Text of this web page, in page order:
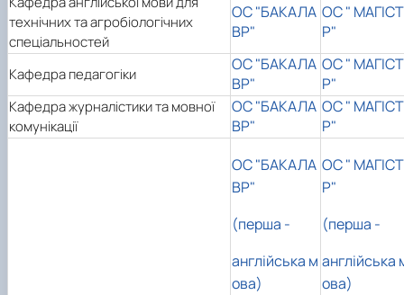
Department of English for Technical and
Agrobiological Specialties
Department of Physical Education
Department of Philosophy and International
Communication
Department of Psychology
Department of Culturology
технічних та агробіологічних
спеціальностей
ОС "БАКАЛА
ВР"
ОС " МАГІСТ
Р"
Кафедра педагогіки
ОС "БАКАЛА
ВР"
ОС " МАГІСТ
Р"
Кафедра журналістики та мовної
комунікації
ОС "БАКАЛА
ВР"
ОС " МАГІСТ
Р"
ОС "БАКАЛА
ВР"
(перша -
англійська м
ова)
ОС " МАГІСТ
Р"
(перша -
англійська
ова)